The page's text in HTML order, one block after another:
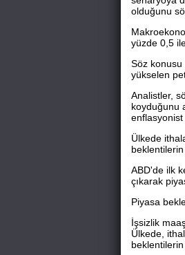
olduğunu
yüzde 0,5
Söz konusu
yükselen
Analistler,
koyduğunu
enflasyonist
Ülkede
beklentilerin
ABD'de ilk
çıkarak
Piyasa
İşsizlik
Ülkede,
beklentilerin